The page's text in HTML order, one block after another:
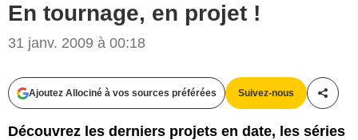
En tournage, en projet !
31 janv. 2009 à 00:18
Ajoutez Allociné à vos sources préférées Suivez-nous
Découvrez les derniers projets en date, les séries